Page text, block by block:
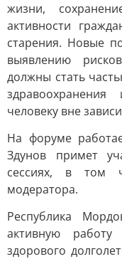
жизни,
активности
старения. Новые
выявлению
должны стать
человеку вне
На форуме
Здунов примет
сессиях, в том
модератора.
Республика
активную
здорового